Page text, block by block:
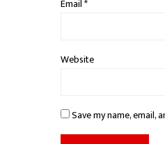
Email*
Website
Save my name,